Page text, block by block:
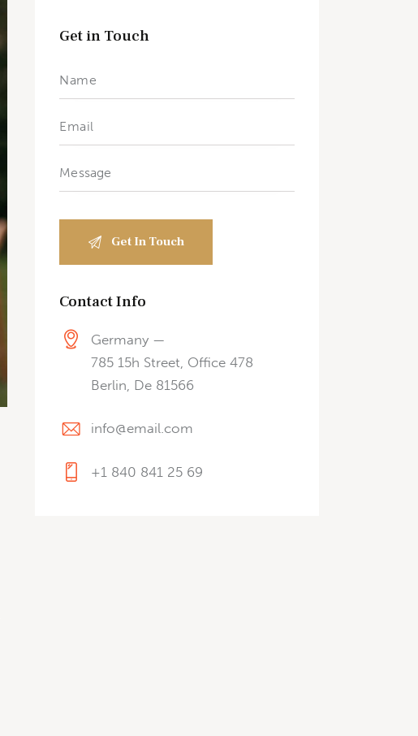
Get in Touch
Contact Info
Germany —
785 15h Street, Office 478
Berlin, De 81566
info@email.com
+1 840 841 25 69